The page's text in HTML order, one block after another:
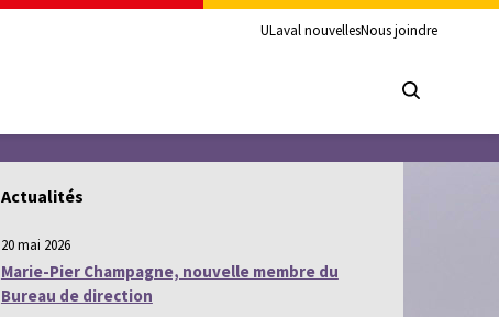
ULaval nouvellesNous joindre
Actualités
20 mai 2026
Marie-Pier Champagne, nouvelle membre du
Bureau de direction